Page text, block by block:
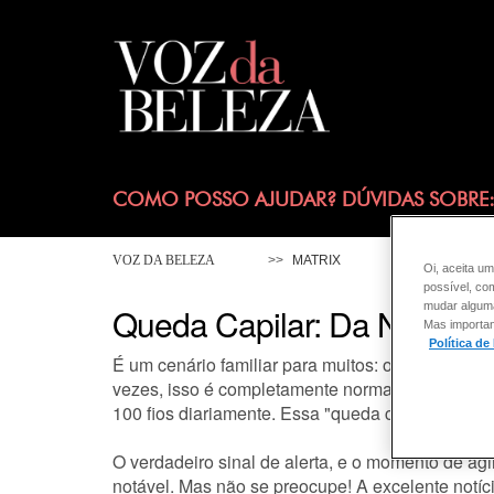
COMO POSSO AJUDAR? DÚVIDAS SOBRE:
VOZ DA BELEZA MATRIX CABELO
Queda Capilar: Da
É um cenário familiar para muitos: o ralo do
vezes, isso é completamente normal! Nossos
100 fios diariamente. Essa "queda cotidiana" é
O verdadeiro sinal de alerta, e o momento de
notável. Mas não se preocupe! A excelente
Oi, aceita
possível,
mudar
Mas
Política de